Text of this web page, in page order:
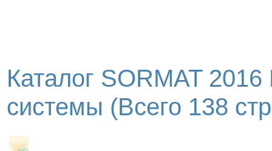
Каталог SORMAT
системы (Всего 138